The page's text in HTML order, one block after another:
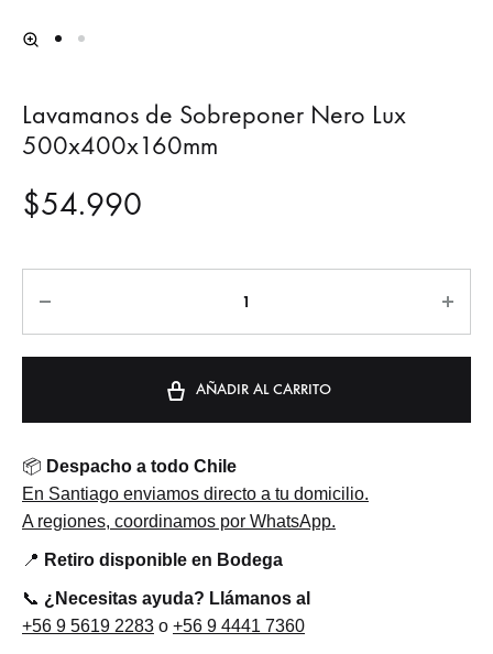
Lavamanos de Sobreponer Nero Lux
500x400x160mm
$54.990
AÑADIR AL CARRITO
📦 Despacho a todo Chile
En Santiago enviamos directo a tu domicilio.
A regiones, coordinamos por WhatsApp.
📍 Retiro disponible en Bodega
📞 ¿Necesitas ayuda? Llámanos al
+56 9 5619 2283 o +56 9 4441 7360